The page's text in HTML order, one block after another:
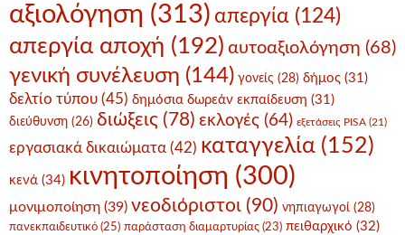
αξιολόγηση (313) απεργία (124)
απεργία αποχή (192) αυτοαξιολόγηση (68)
γενική συνέλευση (144) γονείς (28) δήμος (31)
δελτίο τύπου (45) δημόσια δωρεάν εκπαίδευση (31)
διεύθυνση (26) διώξεις (78) εκλογές (64) εξετάσεις PISA (21)
εργασιακά δικαιώματα (42) καταγγελία (152)
κενά (34) κινητοποίηση (300)
μονιμοποίηση (39) νεοδιόριστοι (90) νηπιαγωγοί (28)
πανεκπαιδευτικό (25) παράσταση διαμαρτυρίας (23) πειθαρχικό (32)